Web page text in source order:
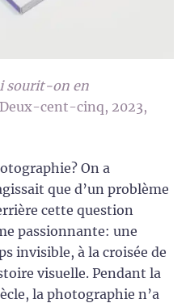
sourit-on en
cent-cinq, 2023,
On a
que d’un problème
cette question
passionnante: une
invisible, à la croisée de
visuelle. Pendant la
la photographie n’a